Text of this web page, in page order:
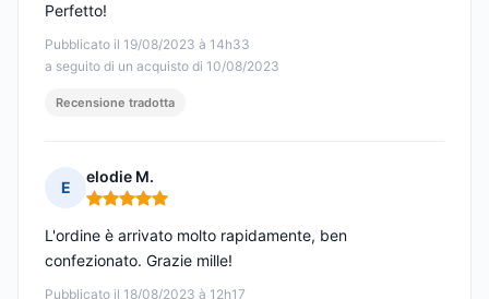
Pubblicato il 19/08/2023 à 14h33
a seguito di un acquisto di 10/08/2023
Perfetto!
Recensione tradotta
E
elodie M.
Nota: 5 su 5
Pubblicato il 18/08/2023 à 12h17
L'ordine è arrivato molto rapidamente, ben
confezionato. Grazie mille!